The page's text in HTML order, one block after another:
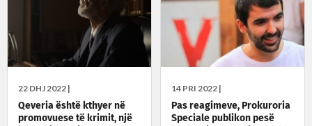
22 DHJ 2022 |
Qeveria është kthyer në
promovuese të krimit, një
14 PRI 2022 |
Pas reagimeve, Prokuroria
Speciale publikon pesë